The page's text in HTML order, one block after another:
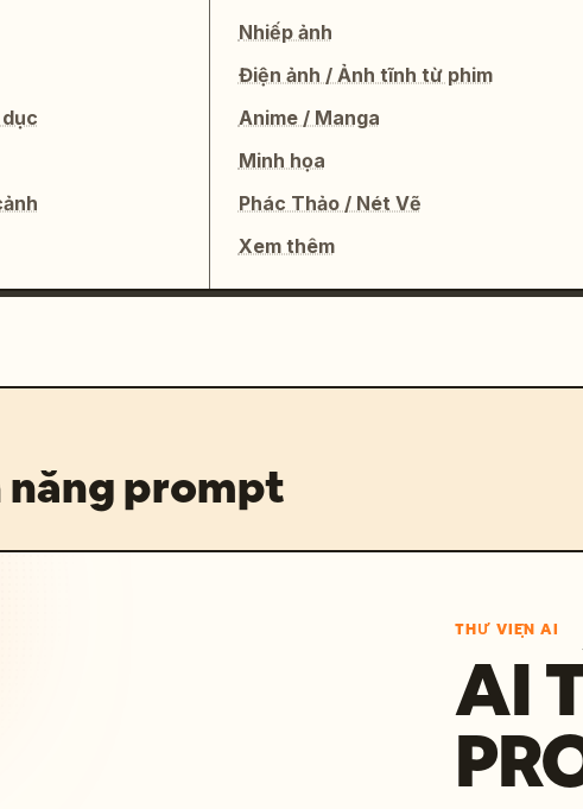
Nhiếp ảnh
Điện ảnh / Ảnh tĩnh từ phim
Anime / Manga
Minh họa
Phác Thảo / Nét Vẽ
Xem thêm
năng prompt
THƯ VIỆN AI
AI